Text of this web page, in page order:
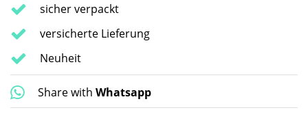
sicher verpackt
versicherte Lieferung
Neuheit
Share with Whatsapp